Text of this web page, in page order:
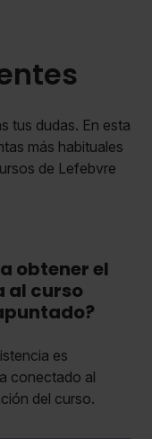
tus dudas. En esta
más habituales
de Lefebvre
obtener el
al curso
es
conectado al
del curso.